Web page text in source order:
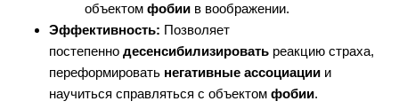
объектом фобии в воображении.
Эффективность: Позволяет
постепенно десенсибилизировать реакцию страха,
переформировать негативные ассоциации и
научиться справляться с объектом фобии.